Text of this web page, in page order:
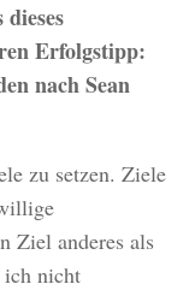
Erfolgstipp:
nach Sean
zu setzen. Ziele
Ziel anderes als
ich nicht